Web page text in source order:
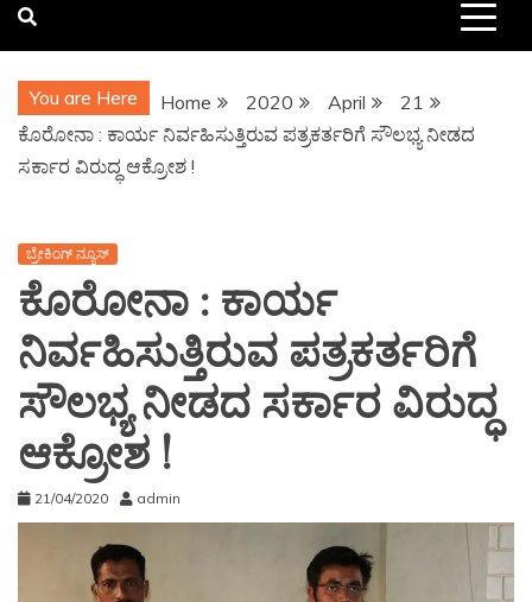
You are Here Home 2020 April
21
ಕೊರೋನಾ : ಕಾರ್ಯ ನಿರ್ವಹಿಸುತ್ತಿರುವ ಪತ್ರಕರ್ತರಿಗೆ ಸೌಲಭ್ಯ ನೀಡದ
ಸರ್ಕಾರ ವಿರುದ್ಧ ಆಕ್ರೋಶ !
ಬ್ರೇಕಿಂಗ್ ನ್ಯೂಸ್
ಕೊರೋನಾ : ಕಾರ್ಯ
ನಿರ್ವಹಿಸುತ್ತಿರುವ ಪತ್ರಕರ್ತರಿಗೆ
ಸೌಲಭ್ಯ ನೀಡದ ಸರ್ಕಾರ ವಿರುದ್ಧ
ಆಕ್ರೋಶ !
21/04/2020 admin